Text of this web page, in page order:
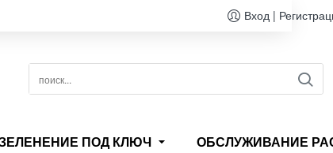
Вход |
поиск...
ПОД КЛЮЧ ОБСЛУЖИВАНИЕ